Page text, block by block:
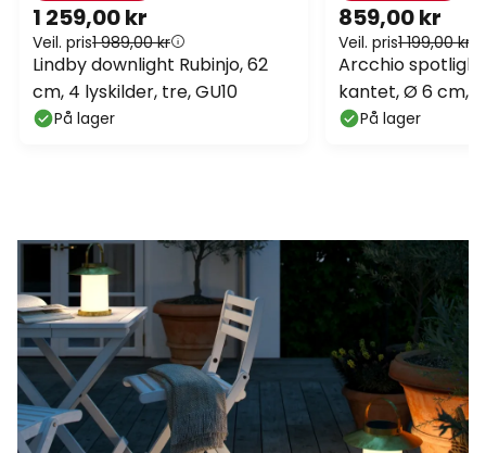
1 259,00 kr
Veil. pris1 989,00 kr
Lindby downlight Rubinjo, 62
cm, 4 lyskilder, tre, GU10
På lager
859,00 kr
Veil. pris1 199,00 kr
Arcchio spotlight
kantet, Ø 6 cm,
GU10På lager